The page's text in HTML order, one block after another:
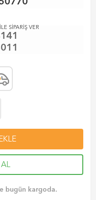
SİPARİŞ VER
AL
bugün kargoda.